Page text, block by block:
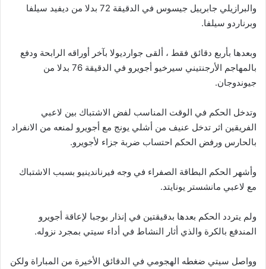
والبرازيلي جابرييل جيسوس في الدقيقة 72 بدلا من ديفيد سيلفا
وبرناردو سيلفا.
وبعدها بأربع دقائق فقط ، ألقى جوارديولا بآخر أوراقه الرابحة ودفع
بالمهاجم الأرجنتيني سيرخيو أجويرو في الدقيقة 76 بدلا من
جيوندوجان.
وتدخل الحكم في الوقت المناسب لفض الاشتباك بين لاعبي
الفريقين اثر تدخل عنيف من أشلي يونج مع أجويرو لمنعه من الانفراد
بالحارس ورفض الحكم احتساب ضربة جزاء لأجويرو.
وأشهر الحكم البطاقة الصفراء في وجه فيرناندينيو بسبب الاشتباك
مع لاعبي مانشستر يونايتد.
ولم يتردد الحكم بعدها بدقيقتين في إنذار بوجبا لإعاقة أجويرو
المندفع بالكرة والذي أثار النشاط في أداء سيتي بمجرد نزوله.
وواصل سيتي ضغطه الهجومي في الدقائق الأخيرة من المباراة ولكن